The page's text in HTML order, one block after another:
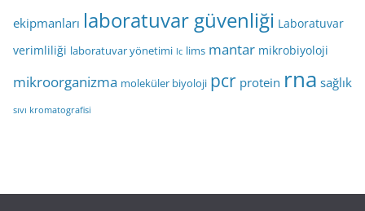
ekipmanları laboratuvar güvenliği Laboratuvar
verimliliği laboratuvar yönetimi lc lims mantar mikrobiyoloji
mikroorganizma moleküler biyoloji pcr protein rna sağlık
sıvı kromatografisi